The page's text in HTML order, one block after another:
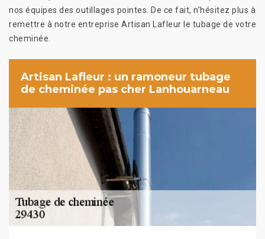
nos équipes des outillages pointes. De ce fait, n’hésitez plus à
remettre à notre entreprise Artisan Lafleur le tubage de votre
cheminée.
Artisan Lafleur : un ramoneur tubage
de cheminée pas cher Lanhouarneau